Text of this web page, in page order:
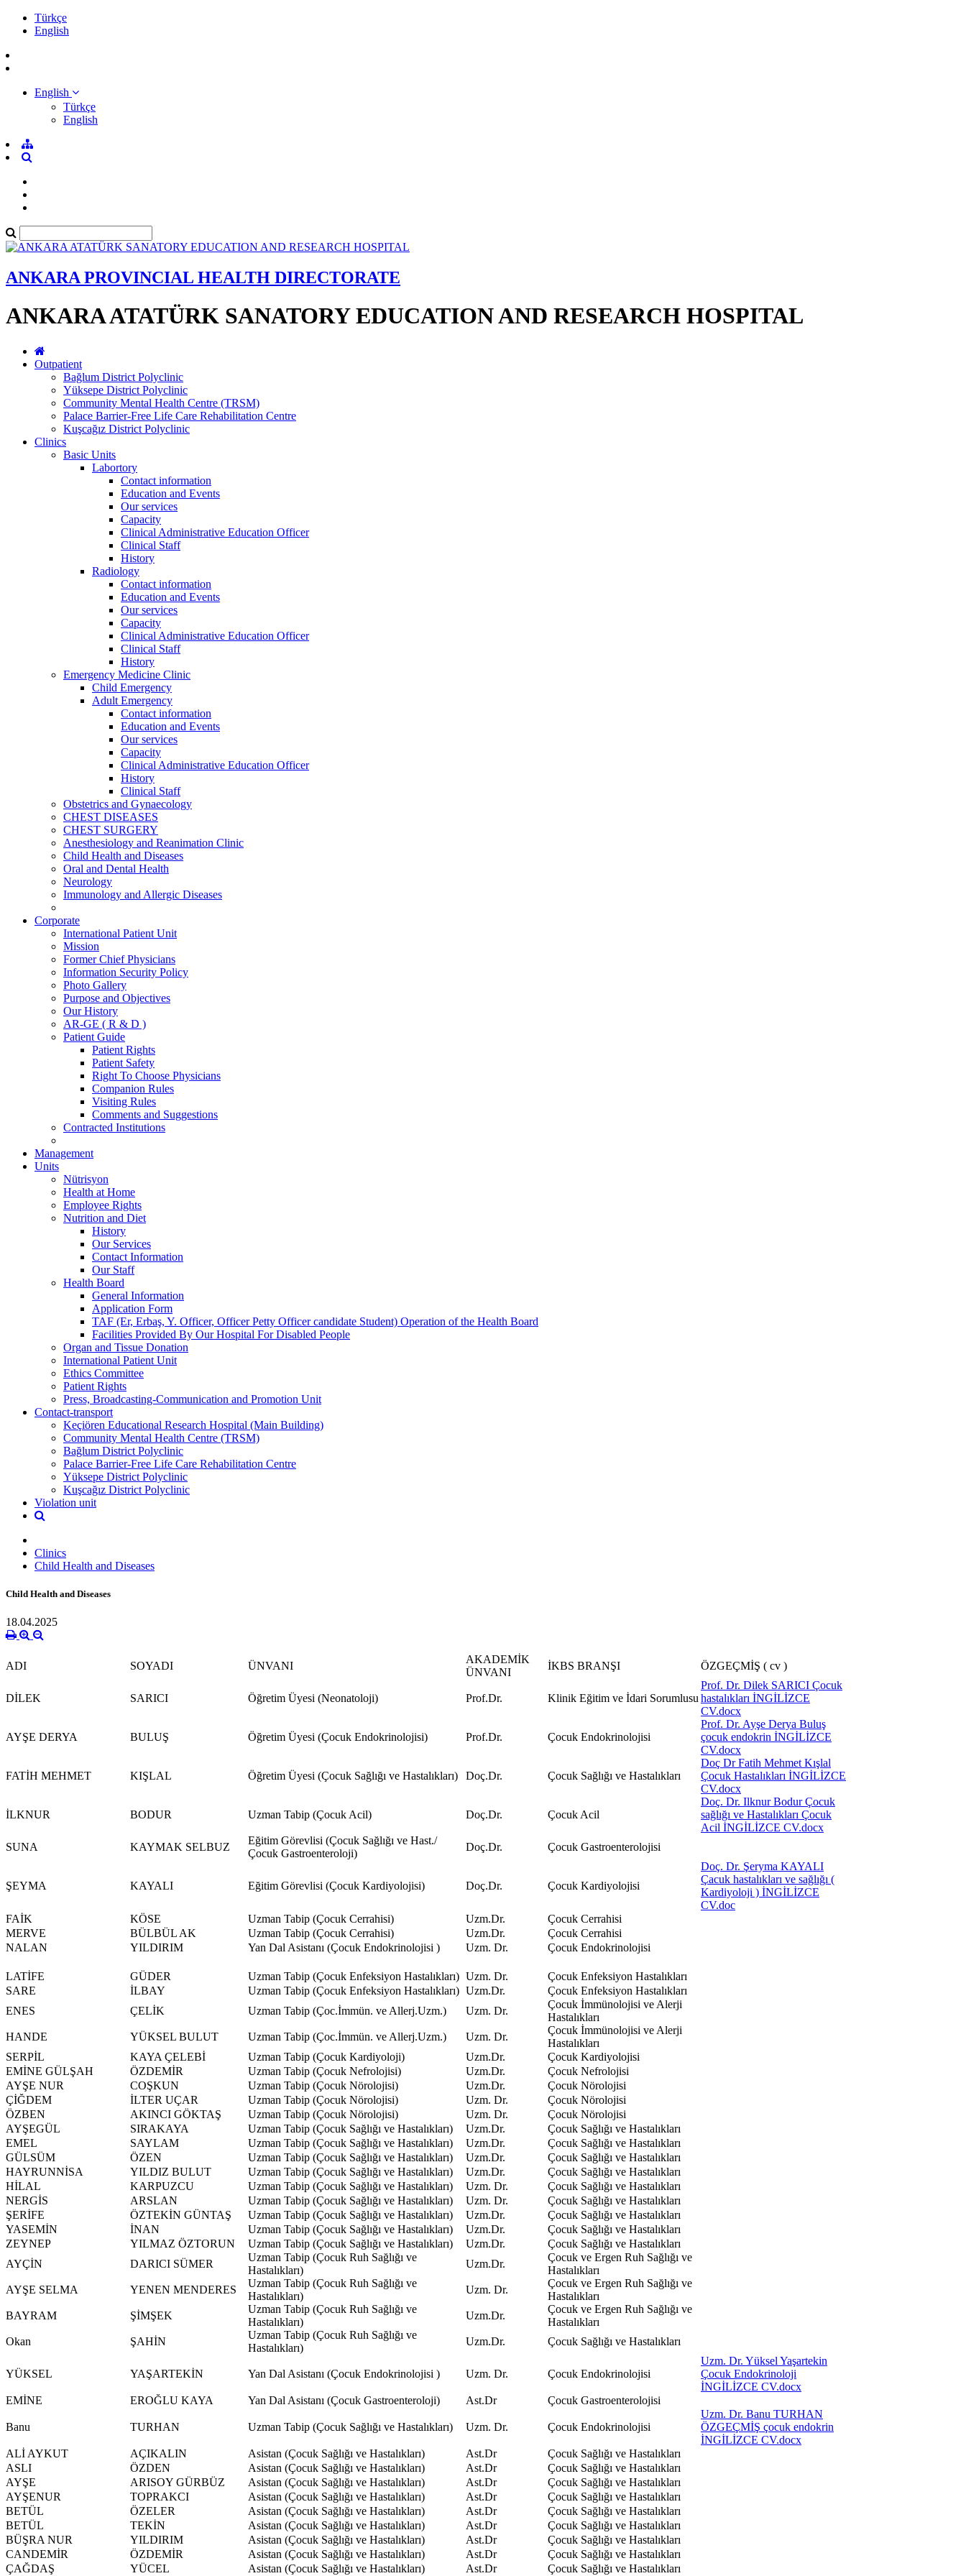
Türkçe
English
English
Türkçe
English
ANKARA PROVINCIAL HEALTH DIRECTORATE
ANKARA ATATÜRK SANATORY EDUCATION AND RESEARCH HOSPITAL
Outpatient
Bağlum District Polyclinic
Yüksepe District Polyclinic
Community Mental Health Centre (TRSM)
Palace Barrier-Free Life Care Rehabilitation Centre
Kuşcağız District Polyclinic
Clinics
Basic Units
Labortory
Contact information
Education and Events
Our services
Capacity
Clinical Administrative Education Officer
Clinical Staff
History
Radiology
Contact information
Education and Events
Our services
Capacity
Clinical Administrative Education Officer
Clinical Staff
History
Emergency Medicine Clinic
Child Emergency
Adult Emergency
Contact information
Education and Events
Our services
Capacity
Clinical Administrative Education Officer
History
Clinical Staff
Obstetrics and Gynaecology
CHEST DISEASES
CHEST SURGERY
Anesthesiology and Reanimation Clinic
Child Health and Diseases
Oral and Dental Health
Neurology
Immunology and Allergic Diseases
Corporate
International Patient Unit
Mission
Former Chief Physicians
Information Security Policy
Photo Gallery
Purpose and Objectives
Our History
AR-GE ( R & D )
Patient Guide
Patient Rights
Patient Safety
Right To Choose Physicians
Companion Rules
Visiting Rules
Comments and Suggestions
Contracted Institutions
Management
Units
Nütrisyon
Health at Home
Employee Rights
Nutrition and Diet
History
Our Services
Contact Information
Our Staff
Health Board
General Information
Application Form
TAF (Er, Erbaş, Y. Officer, Officer Petty Officer candidate Student) Operation of the Health Board
Facilities Provided By Our Hospital For Disabled People
Organ and Tissue Donation
International Patient Unit
Ethics Committee
Patient Rights
Press, Broadcasting-Communication and Promotion Unit
Contact-transport
Keçiören Educational Research Hospital (Main Building)
Community Mental Health Centre (TRSM)
Bağlum District Polyclinic
Palace Barrier-Free Life Care Rehabilitation Centre
Yüksepe District Polyclinic
Kuşcağız District Polyclinic
Violation unit
Clinics
Child Health and Diseases
Child Health and Diseases
18.04.2025
ADI SOYADI ÜNVANI
AKADEMİK
ÜNVANI
İKBS BRANŞI ÖZGEÇMİŞ ( cv )
DİLEK SARICI Öğretim Üyesi (Neonatoloji) Prof.Dr. Klinik Eğitim ve İdari Sorumlusu
Prof. Dr. Dilek SARICI Çocuk
hastalıkları İNGİLİZCE
CV.docx
AYŞE DERYA BULUŞ Öğretim Üyesi (Çocuk Endokrinolojisi) Prof.Dr. Çocuk Endokrinolojisi
Prof. Dr. Ayşe Derya Buluş
çocuk endokrin İNGİLİZCE
CV.docx
FATİH MEHMET KIŞLAL Öğretim Üyesi (Çocuk Sağlığı ve Hastalıkları) Doç.Dr. Çocuk Sağlığı ve Hastalıkları
Doç Dr Fatih Mehmet Kışlal
Çocuk Hastalıkları İNGİLİZCE
CV.docx
İLKNUR BODUR Uzman Tabip (Çocuk Acil) Doç.Dr. Çocuk Acil
Doç. Dr. Ilknur Bodur Çocuk
sağlığı ve Hastalıkları Çocuk
Acil İNGİLİZCE CV.docx
SUNA
KAYMAK SELBUZ
Eğitim Görevlisi (Çocuk Sağlığı ve Hast./
Çocuk Gastroenteroloji)
Doç.Dr. Çocuk Gastroenterolojisi
ŞEYMA KAYALI Eğitim Görevlisi (Çocuk Kardiyolojisi) Doç.Dr. Çocuk Kardiyolojisi
Doç. Dr. Şeryma KAYALI
Çacuk hastalıkları ve sağlığı (
Kardiyoloji ) İNGİLİZCE
CV.doc
FAİK
KÖSE Uzman Tabip (Çocuk Cerrahisi) Uzm.Dr.
Çocuk Cerrahisi
MERVE
BÜLBÜL AK Uzman Tabip (Çocuk Cerrahisi) Uzm.Dr.
Çocuk Cerrahisi
NALAN
YILDIRIM Yan Dal Asistanı (Çocuk Endokrinolojisi ) Uzm. Dr. Çocuk Endokrinolojisi
LATİFE GÜDER Uzman Tabip (Çocuk Enfeksiyon Hastalıkları) Uzm. Dr.
Çocuk Enfeksiyon Hastalıkları
SARE
İLBAY Uzman Tabip (Çocuk Enfeksiyon Hastalıkları) Uzm.Dr.
Çocuk Enfeksiyon Hastalıkları
ENES
ÇELİK Uzman Tabip (Çoc.İmmün. ve Allerj.Uzm.) Uzm. Dr.
Çocuk İmmünolojisi ve Alerji
Hastalıkları
HANDE
YÜKSEL BULUT Uzman Tabip (Çoc.İmmün. ve Allerj.Uzm.) Uzm. Dr.
Çocuk İmmünolojisi ve Alerji
Hastalıkları
SERPİL
KAYA ÇELEBİ Uzman Tabip (Çocuk Kardiyoloji) Uzm.Dr.
Çocuk Kardiyolojisi
EMİNE GÜLŞAH
ÖZDEMİR Uzman Tabip (Çocuk Nefrolojisi) Uzm.Dr.
Çocuk Nefrolojisi
AYŞE NUR
COŞKUN Uzman Tabip (Çocuk Nörolojisi) Uzm.Dr.
Çocuk Nörolojisi
ÇİĞDEM
İLTER UÇAR Uzman Tabip (Çocuk Nörolojisi) Uzm. Dr.
Çocuk Nörolojisi
ÖZBEN
AKINCI GÖKTAŞ Uzman Tabip (Çocuk Nörolojisi) Uzm. Dr.
Çocuk Nörolojisi
AYŞEGÜL
SIRAKAYA Uzman Tabip (Çocuk Sağlığı ve Hastalıkları) Uzm.Dr.
Çocuk Sağlığı ve Hastalıkları
EMEL
SAYLAM Uzman Tabip (Çocuk Sağlığı ve Hastalıkları) Uzm.Dr.
Çocuk Sağlığı ve Hastalıkları
GÜLSÜM
ÖZEN Uzman Tabip (Çocuk Sağlığı ve Hastalıkları) Uzm.Dr.
Çocuk Sağlığı ve Hastalıkları
HAYRUNNİSA
YILDIZ BULUT Uzman Tabip (Çocuk Sağlığı ve Hastalıkları) Uzm.Dr.
Çocuk Sağlığı ve Hastalıkları
HİLAL
KARPUZCU Uzman Tabip (Çocuk Sağlığı ve Hastalıkları) Uzm. Dr.
Çocuk Sağlığı ve Hastalıkları
NERGİS
ARSLAN Uzman Tabip (Çocuk Sağlığı ve Hastalıkları) Uzm. Dr.
Çocuk Sağlığı ve Hastalıkları
ŞERİFE
ÖZTEKİN GÜNTAŞ Uzman Tabip (Çocuk Sağlığı ve Hastalıkları) Uzm.Dr.
Çocuk Sağlığı ve Hastalıkları
YASEMİN
İNAN Uzman Tabip (Çocuk Sağlığı ve Hastalıkları) Uzm.Dr.
Çocuk Sağlığı ve Hastalıkları
ZEYNEP
YILMAZ ÖZTORUN Uzman Tabip (Çocuk Sağlığı ve Hastalıkları) Uzm.Dr.
Çocuk Sağlığı ve Hastalıkları
AYÇİN
DARICI SÜMER
Uzman Tabip (Çocuk Ruh Sağlığı ve
Hastalıkları)
Uzm.Dr.
Çocuk ve Ergen Ruh Sağlığı ve
Hastalıkları
AYŞE SELMA
YENEN MENDERES
Uzman Tabip (Çocuk Ruh Sağlığı ve
Hastalıkları)
Uzm. Dr.
Çocuk ve Ergen Ruh Sağlığı ve
Hastalıkları
BAYRAM
ŞİMŞEK
Uzman Tabip (Çocuk Ruh Sağlığı ve
Hastalıkları)
Uzm.Dr.
Çocuk ve Ergen Ruh Sağlığı ve
Hastalıkları
Okan
ŞAHİN
Uzman Tabip (Çocuk Ruh Sağlığı ve
Hastalıkları)
Uzm.Dr. Çocuk Sağlığı ve Hastalıkları
YÜKSEL YAŞARTEKİN Yan Dal Asistanı (Çocuk Endokrinolojisi ) Uzm. Dr. Çocuk Endokrinolojisi
Uzm. Dr. Yüksel Yaşartekin
Çocuk Endokrinoloji
İNGİLİZCE CV.docx
EMİNE
EROĞLU KAYA Yan Dal Asistanı (Çocuk Gastroenteroloji) Ast.Dr Çocuk Gastroenterolojisi
Banu TURHAN Uzman Tabip (Çocuk Sağlığı ve Hastalıkları) Uzm. Dr. Çocuk Endokrinolojisi
Uzm. Dr. Banu TURHAN
ÖZGEÇMİŞ çocuk endokrin
İNGİLİZCE CV.docx
ALİ AYKUT
AÇIKALIN Asistan (Çocuk Sağlığı ve Hastalıkları) Ast.Dr
Çocuk Sağlığı ve Hastalıkları
ASLI
ÖZDEN Asistan (Çocuk Sağlığı ve Hastalıkları) Ast.Dr
Çocuk Sağlığı ve Hastalıkları
AYŞE
ARISOY GÜRBÜZ Asistan (Çocuk Sağlığı ve Hastalıkları) Ast.Dr
Çocuk Sağlığı ve Hastalıkları
AYŞENUR
TOPRAKCI Asistan (Çocuk Sağlığı ve Hastalıkları) Ast.Dr
Çocuk Sağlığı ve Hastalıkları
BETÜL
ÖZELER Asistan (Çocuk Sağlığı ve Hastalıkları) Ast.Dr
Çocuk Sağlığı ve Hastalıkları
BETÜL
TEKİN Asistan (Çocuk Sağlığı ve Hastalıkları) Ast.Dr
Çocuk Sağlığı ve Hastalıkları
BÜŞRA NUR
YILDIRIM Asistan (Çocuk Sağlığı ve Hastalıkları) Ast.Dr
Çocuk Sağlığı ve Hastalıkları
CANDEMİR
ÖZDEMİR Asistan (Çocuk Sağlığı ve Hastalıkları) Ast.Dr
Çocuk Sağlığı ve Hastalıkları
ÇAĞDAŞ
YÜCEL Asistan (Çocuk Sağlığı ve Hastalıkları) Ast.Dr Çocuk Sağlığı ve Hastalıkları